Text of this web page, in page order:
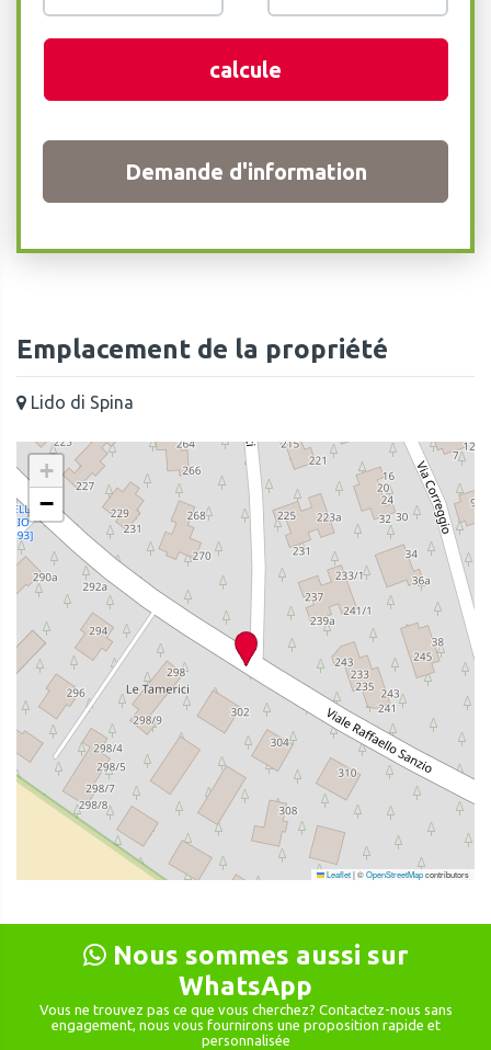
calcule
Demande d'information
Emplacement de la propriété
Lido di Spina
+
−
Leaflet|©OpenStreetMapcontributors
Nous sommes aussi sur
WhatsApp
Vous ne trouvez pas ce que vous cherchez? Contactez-nous sans
engagement, nous vous fournirons une proposition rapide et
personnalisée